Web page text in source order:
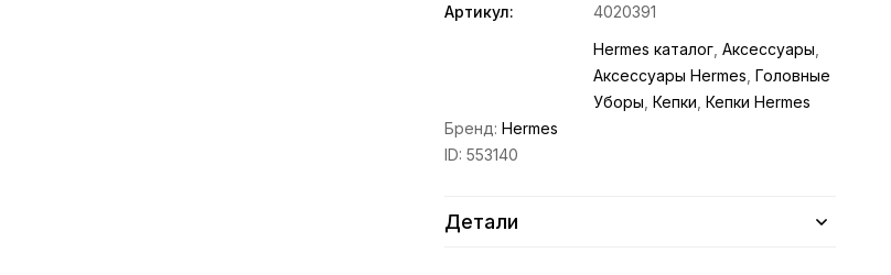
Артикул:
4020391
Hermes каталог ,Аксессуары
Аксессуары Hermes ,Головные
Уборы ,Кепки ,Кепки Hermes
Бренд:Hermes
ID:553140
Детали